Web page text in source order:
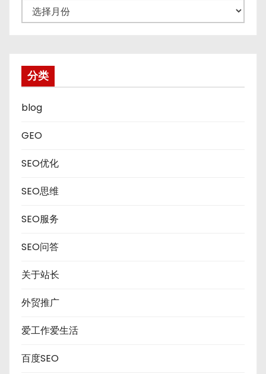
档
分类
blog
GEO
SEO优化
SEO思维
SEO服务
SEO问答
关于站长
外贸推广
爱工作爱生活
百度SEO